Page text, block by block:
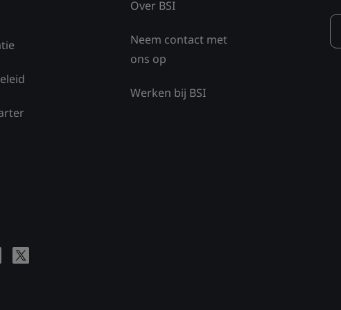
Over BSI
Neem contact met
ons op
Werken bij BSI